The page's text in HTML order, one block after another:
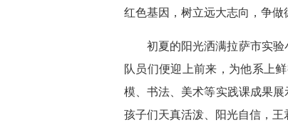
红色基因，树立远大志向，争做
初夏的阳光洒满拉萨市实
队员们便迎上前来，为他系上
模、书法、美术等实践课成果
孩子们天真活泼、阳光自信，